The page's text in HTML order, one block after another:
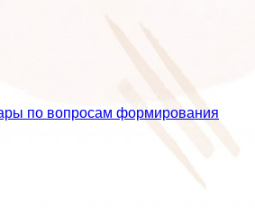
по вопросам формирования